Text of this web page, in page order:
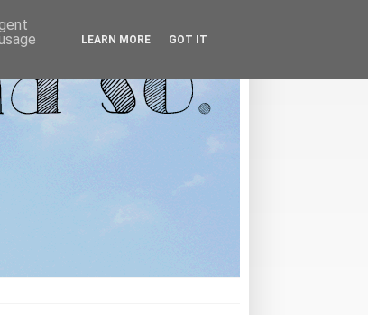
LEARN MORE GOT IT